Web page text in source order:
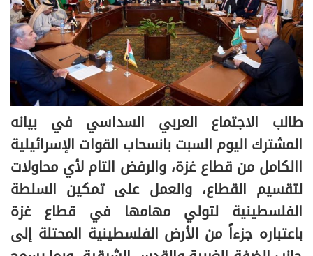
طالب الاجتماع العربي السداسي في بيانه
المشترك اليوم السبت بانسحاب القوات الإسرائيلية
االكامل من قطاع غزة، والرفض التام لأي محاولات
لتقسيم القطاع، والعمل على تمكين السلطة
الفلسطينية لتولي مهامها في قطاع غزة
باعتباره جزءاً من الأرض الفلسطينية المحتلة إلى